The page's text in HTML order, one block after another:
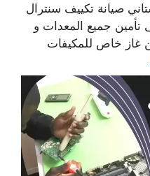
صيانة تكييف سنترال
تأمين جميع المعدات و
غاز خاص للمكيفات